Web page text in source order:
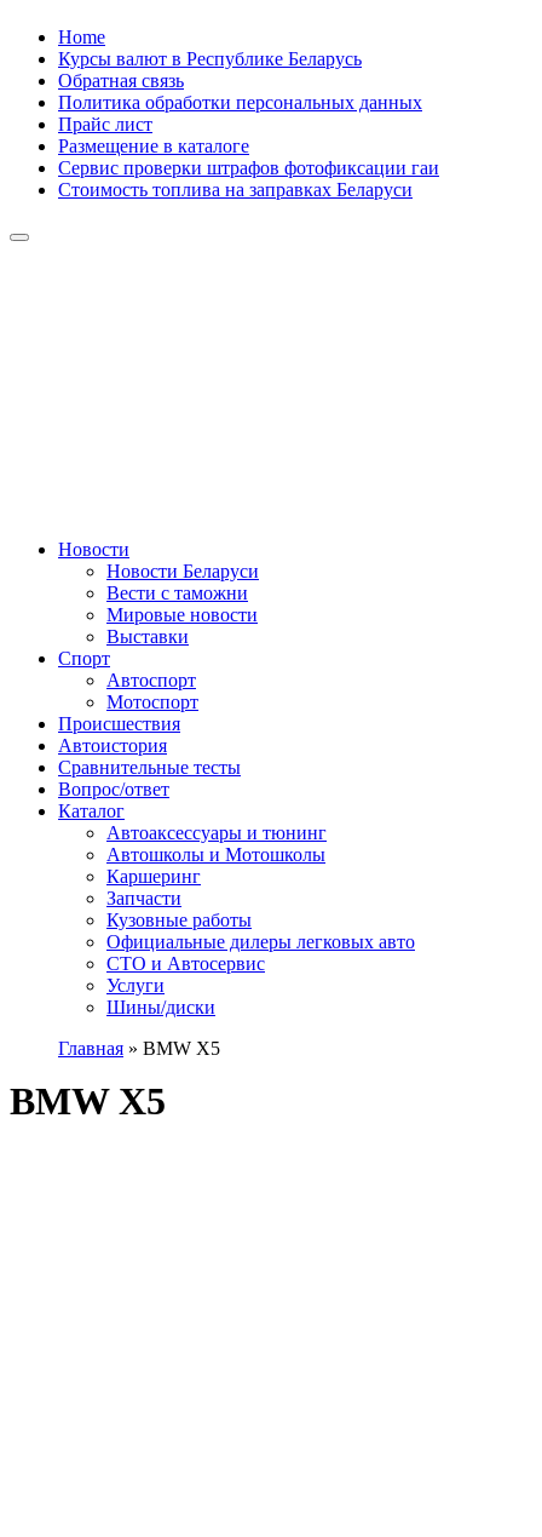
Skip
content
Home
Курсы валют в Республике Беларусь
Обратная связь
Политика обработки персональных данных
Прайс лист
Размещение в каталоге
Сервис проверки штрафов фотофиксации гаи
Стоимость топлива на заправках Беларуси
Сайт про автомобили
Новости
Новости Беларуси
Вести с таможни
Мировые новости
Выставки
Спорт
Автоспорт
Мотоспорт
Происшествия
Автоистория
Сравнительные тесты
Вопрос/ответ
Каталог
Автоакcессуары и тюнинг
Автошколы и Мотошколы
Каршеринг
Запчасти
Кузовные работы
Официальные дилеры легковых авто
СТО и Автосервис
Услуги
Шины/диски
Главная » BMW X5
BMW X5